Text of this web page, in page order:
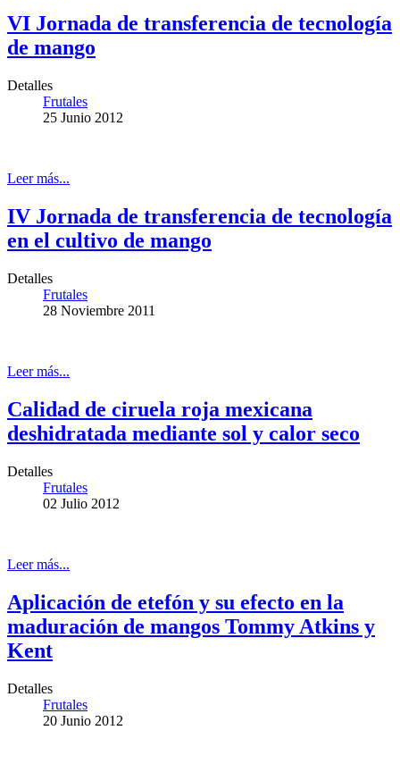
VI Jornada de transferencia de tecnología
de mango
Detalles
Frutales
25 Junio 2012
Leer más...
IV Jornada de transferencia de tecnología
en el cultivo de mango
Detalles
Frutales
28 Noviembre 2011
Leer más...
Calidad de ciruela roja mexicana
deshidratada mediante sol y calor seco
Detalles
Frutales
02 Julio 2012
Leer más...
Aplicación de etefón y su efecto en la
maduración de mangos Tommy Atkins y
Kent
Detalles
Frutales
20 Junio 2012